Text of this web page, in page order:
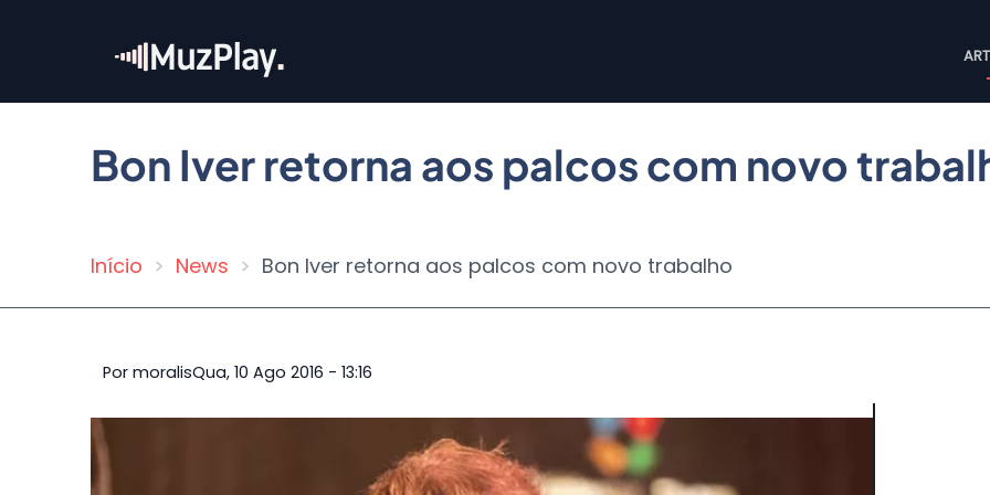
conteúdo
Bon Iver retorna aos palcos com novo
Trilha
navegação
Início News Bon Iver retorna aos palcos com novo trabalho
Por moralisQua, 10 Ago 2016 - 13:16